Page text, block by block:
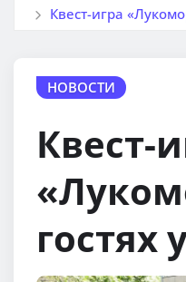
Квест-игра
НОВОСТИ
Квест-
гостях